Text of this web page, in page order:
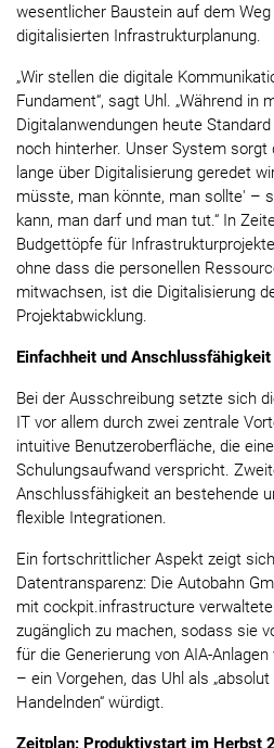
wesentlicher Baustein auf dem
digitalisierten Infrastrukturplanung.
„Wir stellen die digitale
Fundament“, sagt Uhl. „Während in
Digitalanwendungen heute
noch hinterher. Unser System
lange über Digitalisierung geredet
müsste, man könnte, man sollte' –
kann, man darf und man tut.“ In
Budgettöpfe für
ohne dass die personellen
mitwachsen, ist die Digitalisierung
Projektabwicklung.
Einfachheit und
Bei der Ausschreibung setzte sich
IT vor allem durch zwei zentrale
intuitive Benutzeroberfläche, die
Schulungsaufwand verspricht.
Anschlussfähigkeit an bestehende
flexible Integrationen.
Ein fortschrittlicher Aspekt zeigt
Datentransparenz: Die Autobahn
mit cockpit.infrastructure
zugänglich zu machen, sodass sie
für die Generierung von AIA-
– ein Vorgehen, das Uhl als
Handelnden“ würdigt.
Zeitplan: Produktivstart im Herbst